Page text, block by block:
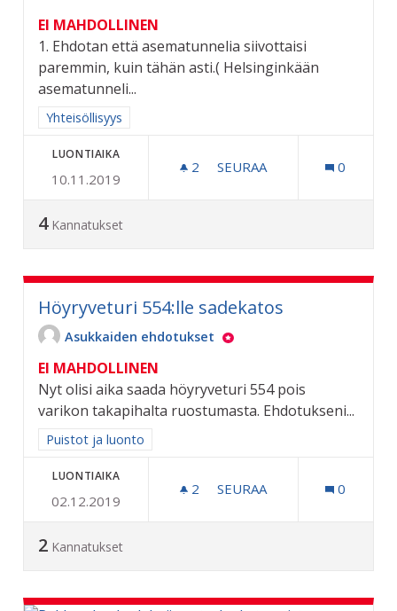
EI MAHDOLLINEN
1. Ehdotan että asematunnelia siivottaisi
paremmin, kuin tähän asti.( Helsinginkään
asematunneli...
Rajaa tulokset aihepiirin mukaan: Yhteisöllisyys
Yhteisöllisyys
LUONTIAIKA
10.11.2019
2 2 SEURAAJAA
SEURAA 0
4 Kannatukset
Höyryveturi 554:lle sadekatos
Asukkaiden ehdotukset
EI MAHDOLLINEN
Nyt olisi aika saada höyryveturi 554 pois
varikon takapihalta ruostumasta. Ehdotukseni...
Rajaa tulokset aihepiirin mukaan: Puistot ja luonto
Puistot ja luonto
LUONTIAIKA
02.12.2019
2 2 SEURAAJAA
SEURAA 0
2 Kannatukset